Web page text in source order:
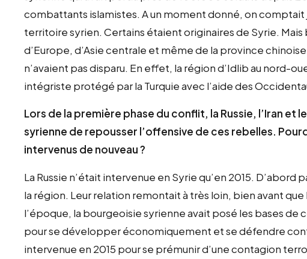
combattants islamistes. A un moment donné, on comptait
territoire syrien. Certains étaient originaires de Syrie.
d’Europe, d’Asie centrale et même de la province
n’avaient pas disparu. En effet, la région d’Idlib au nord-
intégriste protégé par la Turquie avec l’aide des
Lors de la première phase du conflit, la Russie, l’Iran et
syrienne de repousser l’offensive de ces rebelles.
intervenus de nouveau ?
La Russie n’était intervenue en Syrie qu’en 2015. D’abord
la région. Leur relation remontait à très loin, bien avant que
l’époque, la bourgeoisie syrienne avait posé les bases de
pour se développer économiquement et se défendre
intervenue en 2015 pour se prémunir d’une contagion